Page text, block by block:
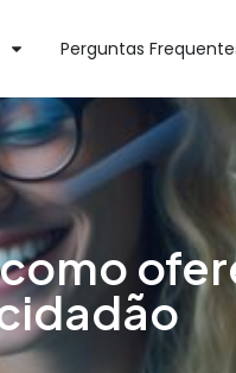
Perguntas